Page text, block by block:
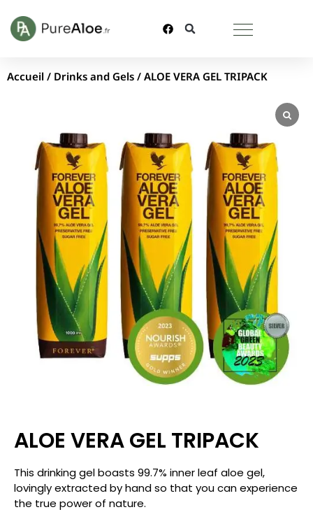
Accueil / Drinks and Gels / ALOE VERA GEL TRIPACK
ALOE VERA GEL TRIPACK
This drinking gel boasts 99.7% inner leaf aloe gel,
lovingly extracted by hand so that you can experience
the true power of nature.